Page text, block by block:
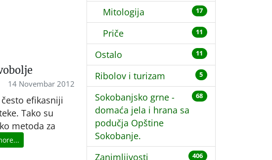
14 Novembar 2012
efikasniji
Tako su
metoda za
Mitologija 17
Priče 11
Ostalo 11
Ribolov i turizam 5
Sokobanjsko grne -
domaća jela i hrana sa
podučja Opštine
Sokobanje.
68
Zanimljivosti 406